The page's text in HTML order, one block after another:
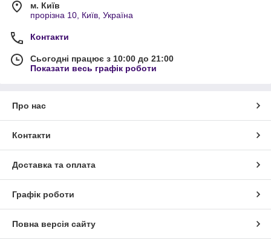
м. Київ
прорізна 10, Київ, Україна
Контакти
Сьогодні працює з 10:00 до 21:00
Показати весь графік роботи
Про нас
Контакти
Доставка та оплата
Графік роботи
Повна версія сайту